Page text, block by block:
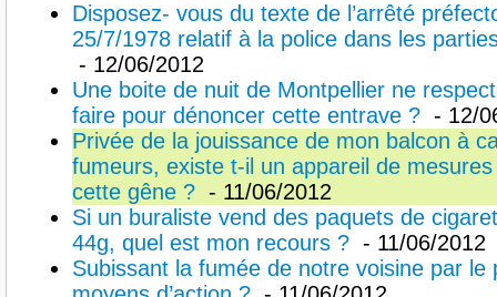
Disposez- vous du texte de l’arrêté
25/7/1978 relatif à la police dans les
- 12/06/2012
Une boite de nuit de Montpellier ne
faire pour dénoncer cette entrave ? - 12/
Privée de la jouissance de mon balcon à
fumeurs, existe t-il un appareil de
cette gêne ? - 11/06/2012
Si un buraliste vend des paquets de
44g, quel est mon recours ? - 11/06/2012
Subissant la fumée de notre voisine par le